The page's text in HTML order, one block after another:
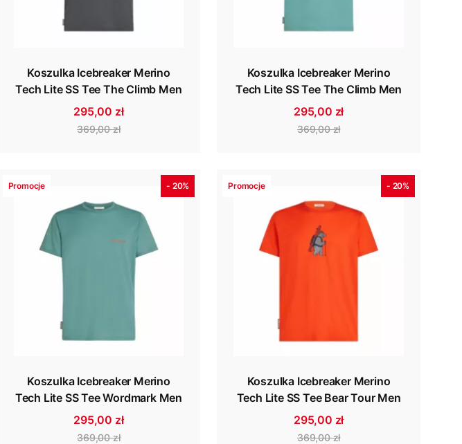
Koszulka Icebreaker Merino
Tech Lite SS Tee The Climb Men
295,00 zł
369,00 zł
Koszulka Icebreaker Merino
Tech Lite SS Tee The Climb Men
295,00 zł
369,00 zł
Promocje - 20%
Koszulka Icebreaker Merino
Tech Lite SS Tee Wordmark Men
295,00 zł
369,00 zł
Promocje - 20%
Koszulka Icebreaker Merino
Tech Lite SS Tee Bear Tour Men
295,00 zł
369,00 zł